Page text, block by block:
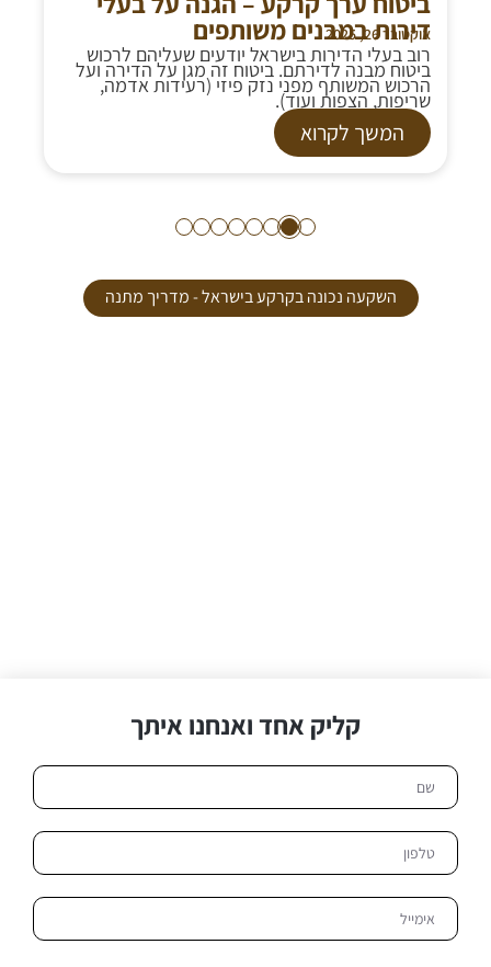
דירות במבנים משותפים
אוקטובר 26, 2025
רוב בעלי הדירות בישראל יודעים שעליהם לרכוש
ביטוח מבנה לדירתם. ביטוח זה מגן על הדירה ועל
הרכוש המשותף מפני נזק פיזי (רעידות אדמה,
שריפות, הצפות ועוד).
המשך לקרוא
1
2
3
4
5
6
7
8
השקעה נכונה בקרקע בישראל - מדריך מתנה
קליק אחד ואנחנו איתך